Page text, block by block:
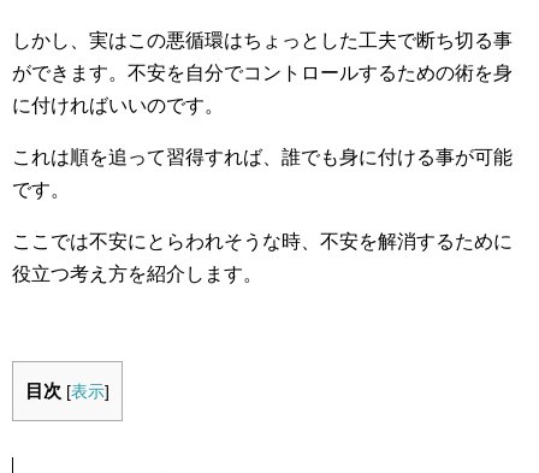
しかし、実はこの悪循環はちょっとした工夫で断ち切る事
ができます。不安を自分でコントロールするための術を身
に付ければいいのです。
これは順を追って習得すれば、誰でも身に付ける事が可能
です。
ここでは不安にとらわれそうな時、不安を解消するために
役立つ考え方を紹介します。
目次 [表示]